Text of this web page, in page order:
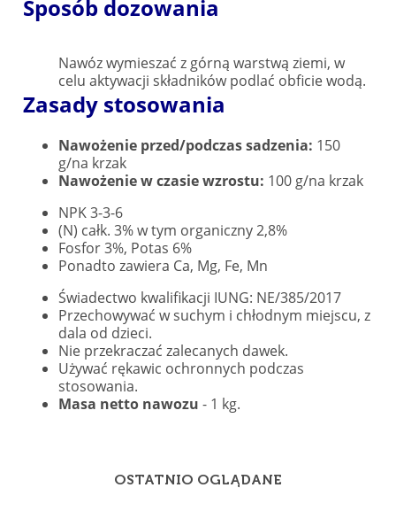
Sposób dozowania
Nawóz wymieszać z górną warstwą ziemi, w
celu aktywacji składników podlać obficie wodą.
Zasady stosowania
Nawożenie przed/podczas sadzenia: 150
g/na krzak
Nawożenie w czasie wzrostu: 100 g/na krzak
NPK 3-3-6
(N) całk. 3% w tym organiczny 2,8%
Fosfor 3%, Potas 6%
Ponadto zawiera Ca, Mg, Fe, Mn
Świadectwo kwalifikacji IUNG: NE/385/2017
Przechowywać w suchym i chłodnym miejscu, z
dala od dzieci.
Nie przekraczać zalecanych dawek.
Używać rękawic ochronnych podczas
stosowania.
Masa netto nawozu - 1 kg.
OSTATNIO OGLĄDANE